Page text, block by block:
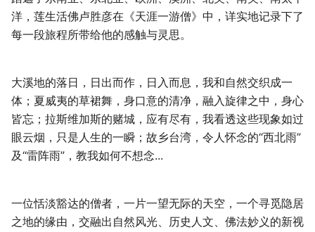
洋，莲生活佛卢胜彦在《天涯一游僧》中，详实地记录下了
每一段旅程所带给他的感触与灵思。
大溪地的落日，日出而作，日入而息，我和自然交织成一
体；夏威夷的草裙舞，身口意的清净，融入旋律之中，身心
皆忘；拉斯维加斯的赌城，应有尽有，我看透这些现象如过
眼云烟，只是人生的一瞬；故乡台湾，令人怀念的“西北雨”
及“雷阵雨”，教我如何不想念...
一位恬淡豁达的僧者，一片一望无际的天空，一个寻觅隐居
之地的缘由，交融出自然风光、历史人文、佛法妙义的新视